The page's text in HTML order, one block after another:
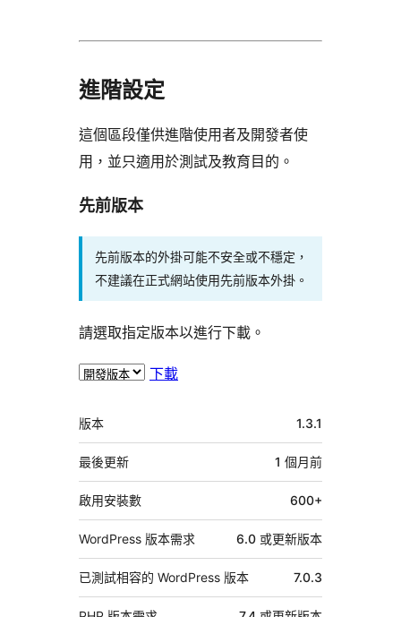
進階設定
這個區段僅供進階使用者及開發者使
用，並只適用於測試及教育目的。
先前版本
先前版本的外掛可能不安全或不穩定，
不建議在正式網站使用先前版本外掛。
請選取指定版本以進行下載。
下載
中
繼
資
料
版本 1.3.1
最後更新 1 個月前
啟用安裝數 600+
WordPress 版本需求 6.0 或更新版本
已測試相容的 WordPress 版本 7.0.3